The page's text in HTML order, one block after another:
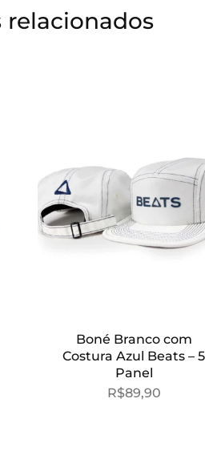
relacionados
Boné Branco com
Costura Azul Beats – 5
Panel
R$89,90